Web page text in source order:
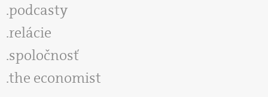
podcasty
relácie
spoločnosť
the economist